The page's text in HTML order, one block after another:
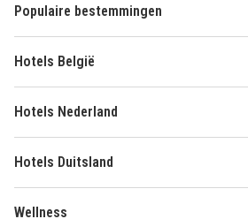
Populaire bestemmingen
Hotels België
Hotels Nederland
Hotels Duitsland
Wellness